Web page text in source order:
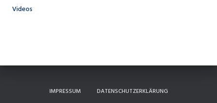
Videos
IMPRESSUM DATENSCHUTZERKLÄRUNG